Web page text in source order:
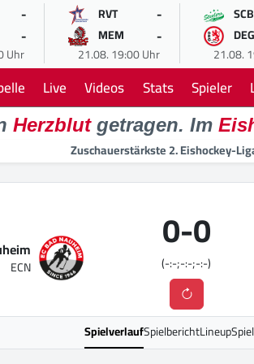
-
-
Uhr
RVT -
MEM -
21.08. 19:00 Uhr
SCB
DEG
21.08.
Live Videos Stats Spieler
Herzblutgetragen. Im
Zuschauerstärkste 2. Eishockey-
ECN
0-0
(-:-;-:-;-:-)
SpielverlaufSpielberichtLineup